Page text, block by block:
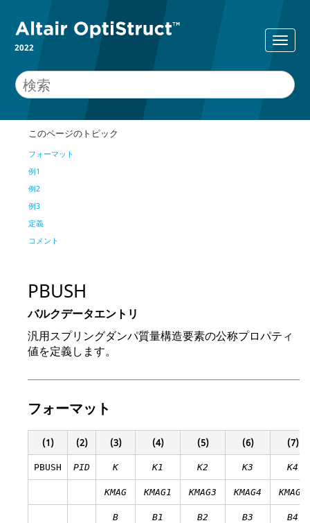
2022
このページのトピック
フォーマット
例1
例2
例3
定義
コメント
PBUSH
バルクデータエントリ
汎用スプリングダンパ質量構造要素の公称プロパティ
値を定義します。
フォーマット
(1) (2) (3) (4) (5) (6) (7)
PBUSH PID K K1 K2 K3 K4
KMAG KMAG1 KMAG3 KMAG4 KMAG5
B B1 B2 B3 B4